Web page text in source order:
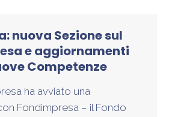
nuova Sezione sul
e aggiornamenti
Competenze
ha avviato una
Fondimpresa – il Fondo